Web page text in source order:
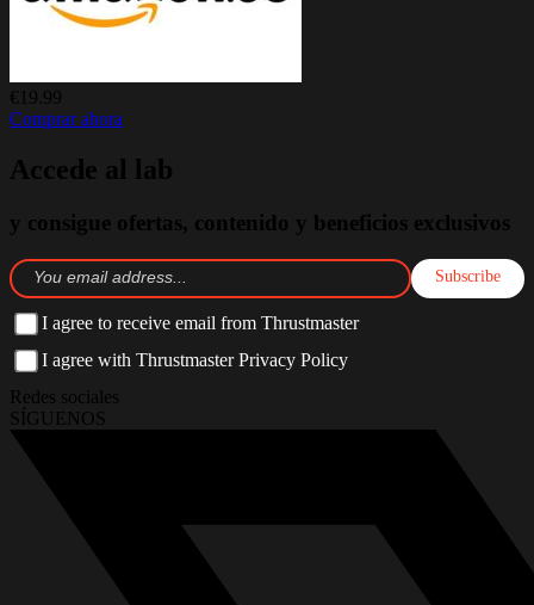
€19.99
Comprar ahora
Accede al lab
y consigue ofertas, contenido y beneficios exclusivos
Subscribe
I agree to receive email from Thrustmaster
I agree with Thrustmaster Privacy Policy
Redes sociales
SÍGUENOS